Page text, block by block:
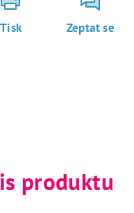
Tisk Zeptat se
produktu